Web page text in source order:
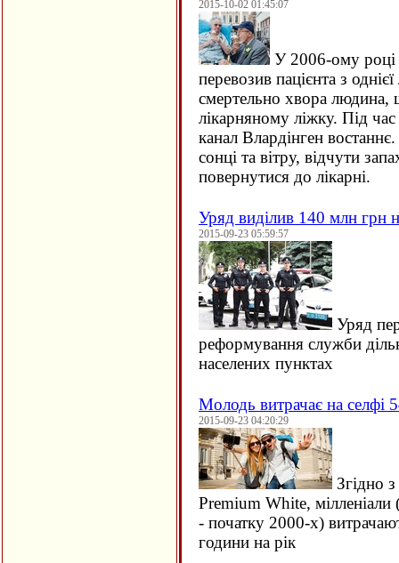
2015-10-02 01:45:07
У 2006-ому році
перевозив пацієнта з
смертельно хвора людина,
лікарняному ліжку. Під
канал Влардінген
сонці та вітру, відчути
повернутися до лікарні.
Уряд виділив 140 млн грн
2015-09-23 05:59:57
Уряд
реформування служби
населених пунктах
Молодь витрачає на селфі
2015-09-23 04:20:29
Згідно
Premium White,
- початку 2000-х)
години на рік